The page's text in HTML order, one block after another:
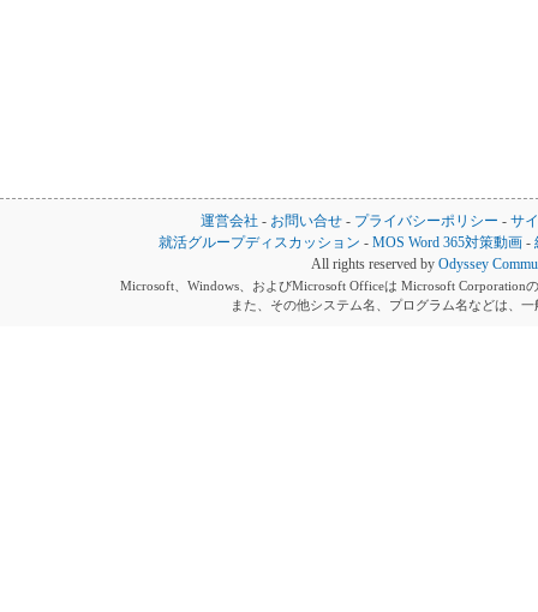
運営会社 - お問い合せ - プライバシーポリシー - サ
就活グループディスカッション -MOS Word 365対策動画 -
All rights reserved by Odyssey
Microsoft、Windows、およびMicrosoft Officeは Microsoft Corporation
また、その他システム名、プログラム名などは、